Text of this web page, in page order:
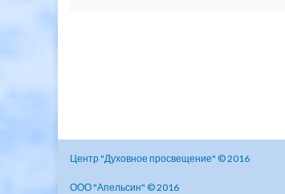
Центр "Духовное просвещение" © 2016
ООО "Апельсин" © 2016